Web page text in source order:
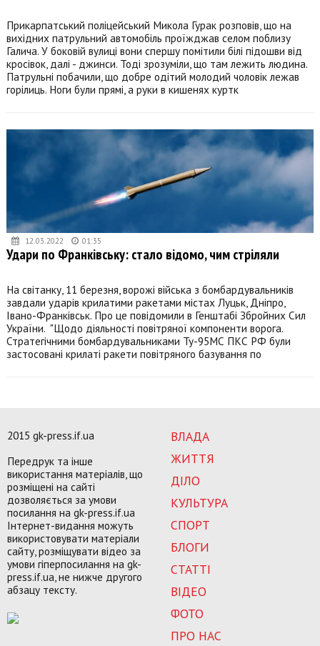
Прикарпатський поліцейський Микола Гурак розповів, що на
вихідних патрульний автомобіль проїжджав селом поблизу
Галича. У боковій вулиці вони спершу помітили білі підошви від
кросівок, далі - джинси. Тоді зрозуміли, що там лежить людина.
Патрульні побачили, що добре одітий молодий чоловік лежав
горілиць. Ноги були прямі, а руки в кишенях куртк
12.03.2022 01:35
Удари по Франківську: стало відомо, чим стріляли
На світанку, 11 березня, ворожі війська з бомбардувальників
завдали ударів крилатими ракетами містах Луцьк, Дніпро,
Івано-Франківськ. Про це повідомили в Генштабі Збройних Сил
України. "Щодо діяльності повітряної компоненти ворога.
Стратегічними бомбардувальниками Ту-95МС ПКС РФ були
застосовані крилаті ракети повітряного базування по
ВЛАДА
ЖИТТЯ
ДІЛО
КУЛЬТУРА
СПОРТ
БЛОГИ
СТАТТІ
ВІДЕО
ФОТО
ПРО НАС
2015 gk-press.if.ua
Передрук та інше
використання матеріалів, що
розміщені на сайті
дозволяється за умови
посилання на gk-press.if.ua
Інтернет-видання можуть
використовувати матеріали
сайту, розміщувати відео за
умови гіперпосилання на gk-
press.if.ua, не нижче другого
абзацу тексту.